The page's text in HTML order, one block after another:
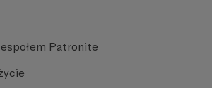
Patronite